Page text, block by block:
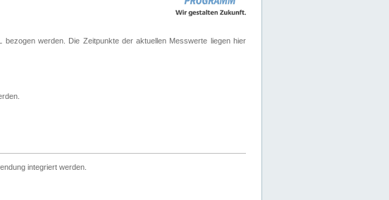
bezogen werden. Die Zeitpunkte der aktuellen Messwerte liegen hier
integriert werden.